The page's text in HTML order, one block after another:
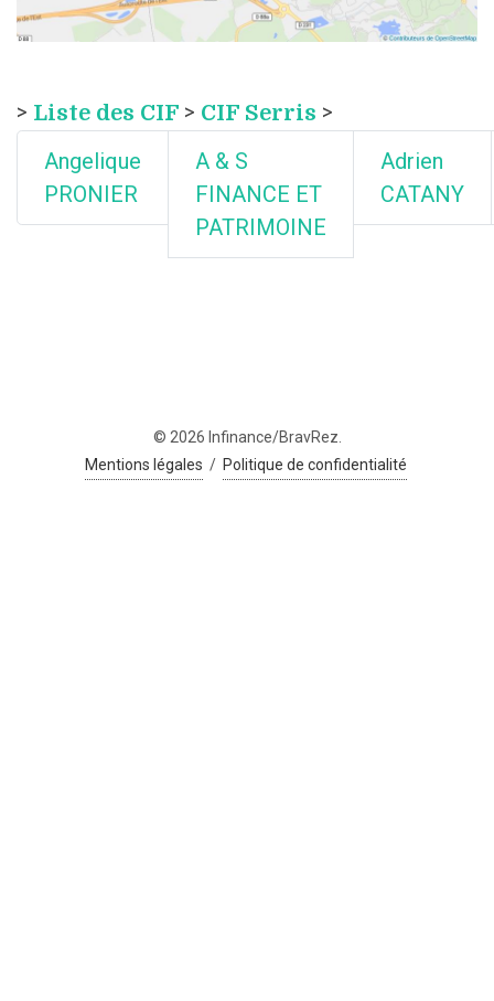
> Liste des CIF > CIF Serris >
Angelique
PRONIER
A & S
FINANCE ET
PATRIMOINE
Adrien
CATANY
© 2026 Infinance/BravRez.
Mentions légales / Politique de confidentialité